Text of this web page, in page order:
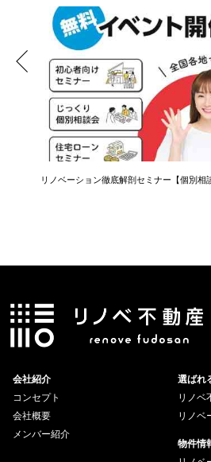
リノベーション徹底解剖セミナー【個別相
会社紹介
コンセプト
会社概要
メンバー紹介
選ばれ
リノベ
リノベ
物件情